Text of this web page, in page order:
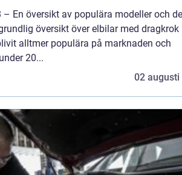
En översikt av populära modeller och
översikt över elbilar med dragkrok
alltmer populära på marknaden och
20...
02 augusti